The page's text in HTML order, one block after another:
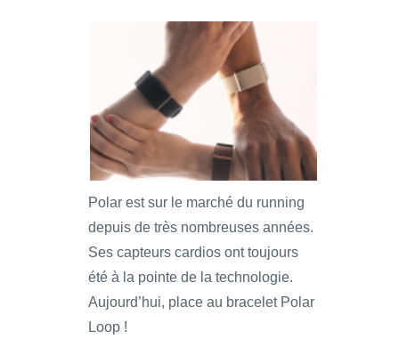
Polar est sur le marché du running
depuis de très nombreuses années.
Ses capteurs cardios ont toujours
été à la pointe de la technologie.
Aujourd’hui, place au bracelet Polar
Loop !